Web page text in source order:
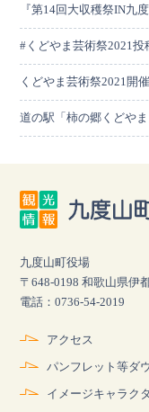
『第14回大収穫祭IN九
#くどやま芸術祭2021
くどやま芸術祭2021開
道の駅「柿の郷くどや
九度山町役場
〒648-0198 和歌山県伊
電話：0736-54-2019
アクセス
パンフレット等ダ
イメージキャラク